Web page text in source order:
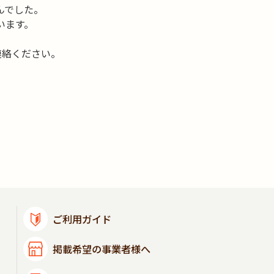
した。
す。
ください。
ご利用ガイド
掲載希望の事業者様へ